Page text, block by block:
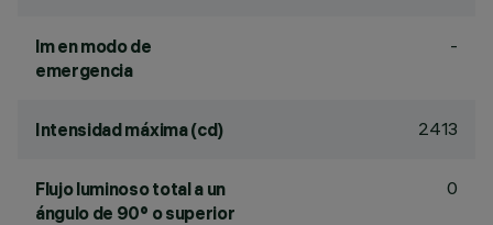
lm en modo de
emergencia
-
Intensidad máxima (cd) 2413
Flujo luminoso total a un
ángulo de 90° o superior
0